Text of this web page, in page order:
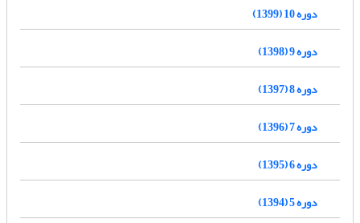
دوره 10 (1399)
دوره 9 (1398)
دوره 8 (1397)
دوره 7 (1396)
دوره 6 (1395)
دوره 5 (1394)